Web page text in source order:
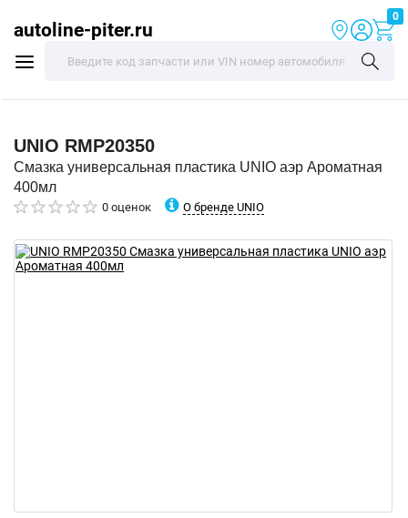
autoline-piter.ru
0
UNIO RMP20350
Смазка универсальная пластика UNIO аэр Ароматная
400мл
0 оценок О бренде UNIO